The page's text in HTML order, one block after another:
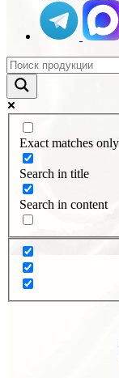
Exact matches only
Search in title
Search in content